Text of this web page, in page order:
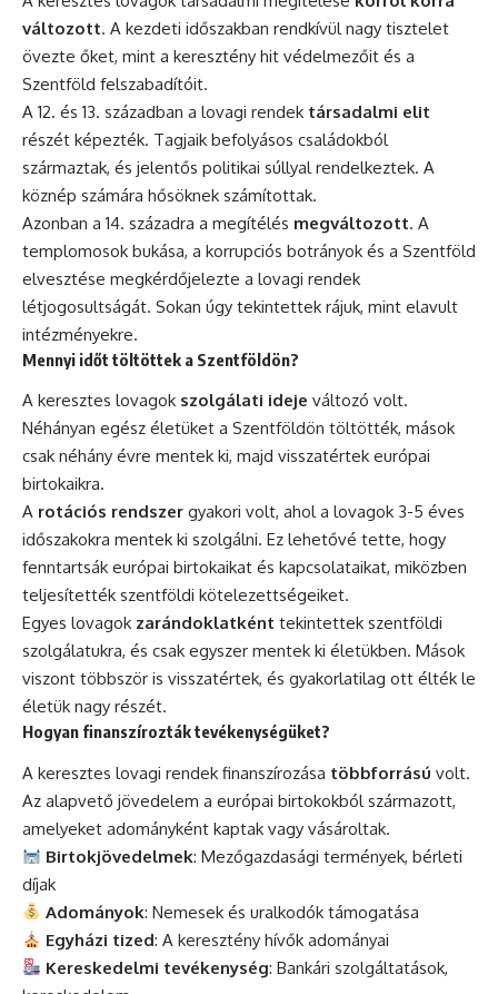
változott. A kezdeti időszakban rendkívül nagy tisztelet
övezte őket, mint a keresztény hit védelmezőit és a
Szentföld felszabadítóit.
A 12. és 13. században a lovagi rendek társadalmi elit
részét képezték. Tagjaik befolyásos családokból
származtak, és jelentős politikai súllyal rendelkeztek. A
köznép számára hősöknek számítottak.
Azonban a 14. századra a megítélés megváltozott. A
templomosok bukása, a korrupciós botrányok és a Szentföld
elvesztése megkérdőjelezte a lovagi rendek
létjogosultságát. Sokan úgy tekintettek rájuk, mint elavult
intézményekre.
Mennyi időt töltöttek a Szentföldön?
A keresztes lovagok szolgálati ideje változó volt.
Néhányan egész életüket a Szentföldön töltötték, mások
csak néhány évre mentek ki, majd visszatértek európai
birtokaikra.
A rotációs rendszer gyakori volt, ahol a lovagok 3-5 éves
időszakokra mentek ki szolgálni. Ez lehetővé tette, hogy
fenntartsák európai birtokaikat és kapcsolataikat, miközben
teljesítették szentföldi kötelezettségeiket.
Egyes lovagok zarándoklatként tekintettek szentföldi
szolgálatukra, és csak egyszer mentek ki életükben. Mások
viszont többször is visszatértek, és gyakorlatilag ott élték le
életük nagy részét.
Hogyan finanszírozták tevékenységüket?
A keresztes lovagi rendek finanszírozása többforrású volt.
Az alapvető jövedelem a európai birtokokból származott,
amelyeket adományként kaptak vagy vásároltak.
Birtokjövedelmek: Mezőgazdasági termények, bérleti
díjak
Adományok: Nemesek és uralkodók támogatása
Egyházi tized: A keresztény hívők adományai
Kereskedelmi tevékenység: Bankári szolgáltatások,